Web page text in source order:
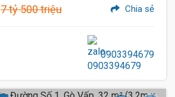
7 tỷ 500 triệu Chia sẻ
0903394679